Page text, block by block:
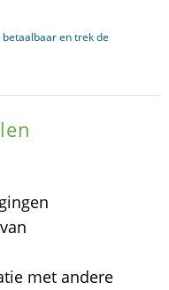
en trek de
met andere